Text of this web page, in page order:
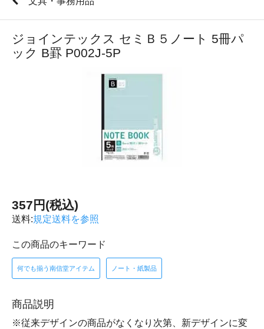
ジョインテックス セミＢ５ノート 5冊パ
ック B罫 P002J-5P
357円(税込)
送料:規定送料を参照
この商品のキーワード
何でも揃う南信堂アイテム ノート・紙製品
商品説明
※従来デザインの商品がなくなり次第、新デザインに変